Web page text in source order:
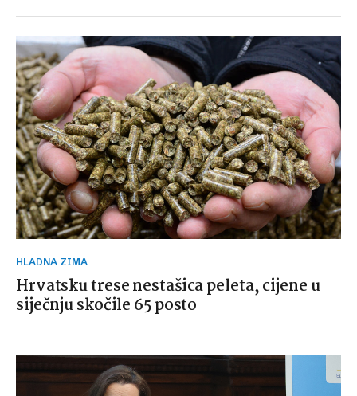
HLADNA ZIMA
Hrvatsku trese nestašica peleta, cijene u
siječnju skočile 65 posto